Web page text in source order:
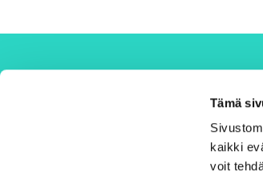
Tämä
kaikki
voit
Hankejohtaja Antti
718 5120,